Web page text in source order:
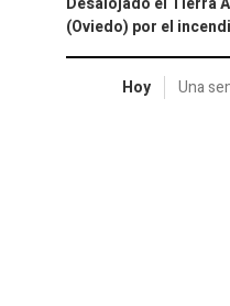
(Oviedo) por el
Hoy Una